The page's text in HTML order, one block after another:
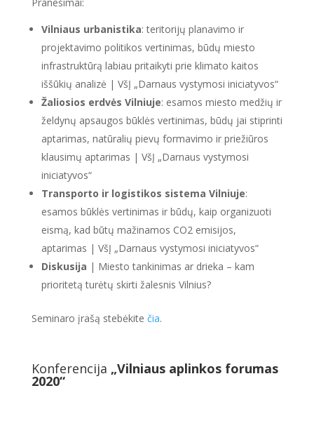
Pranešimai:
Vilniaus urbanistika: teritorijų planavimo ir
projektavimo politikos vertinimas, būdų miesto
infrastruktūrą labiau pritaikyti prie klimato kaitos
iššūkių analizė | VšĮ „Darnaus vystymosi iniciatyvos“
Žaliosios erdvės Vilniuje: esamos miesto medžių ir
želdynų apsaugos būklės vertinimas, būdų jai stiprinti
aptarimas, natūralių pievų formavimo ir priežiūros
klausimų aptarimas | VšĮ „Darnaus vystymosi
iniciatyvos“
Transporto ir logistikos sistema Vilniuje:
esamos būklės vertinimas ir būdų, kaip organizuoti
eismą, kad būtų mažinamos CO2 emisijos,
aptarimas | VšĮ „Darnaus vystymosi iniciatyvos“
Diskusija | Miesto tankinimas ar drieka – kam
prioritetą turėtų skirti žalesnis Vilnius?
Seminaro įrašą stebėkite čia.
Konferencija „Vilniaus aplinkos forumas
2020“